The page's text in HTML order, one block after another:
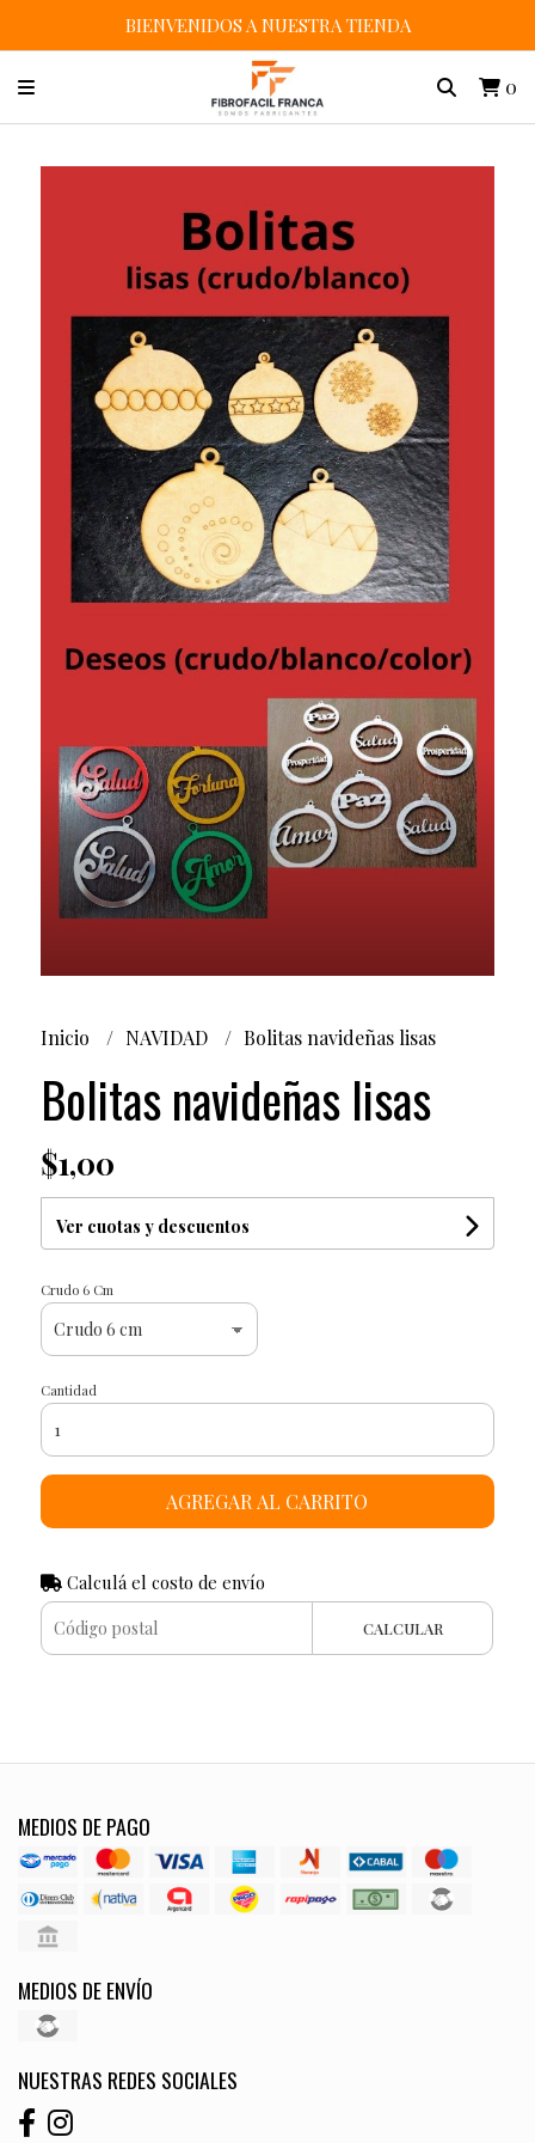
BIENVENIDOS A NUESTRA TIENDA
0
Inicio NAVIDAD Bolitas navideñas lisas
Bolitas navideñas lisas
$1,00
Ver cuotas y descuentos
Crudo 6 Cm
Cantidad
AGREGAR AL CARRITO
Calculá el costo de envío
CALCULAR
MEDIOS DE PAGO
MEDIOS DE ENVÍO
NUESTRAS REDES SOCIALES